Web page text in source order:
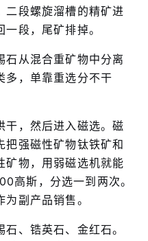
二段螺旋溜槽的精矿进
段，尾矿排掉。
石从混合重矿物中分离
多，单靠重选分不干
干，然后进入磁选。磁
把强磁性矿物钛铁矿和
矿物，用弱磁选机就能
高斯，分选一到两次。
副产品销售。
、锆英石、金红石。